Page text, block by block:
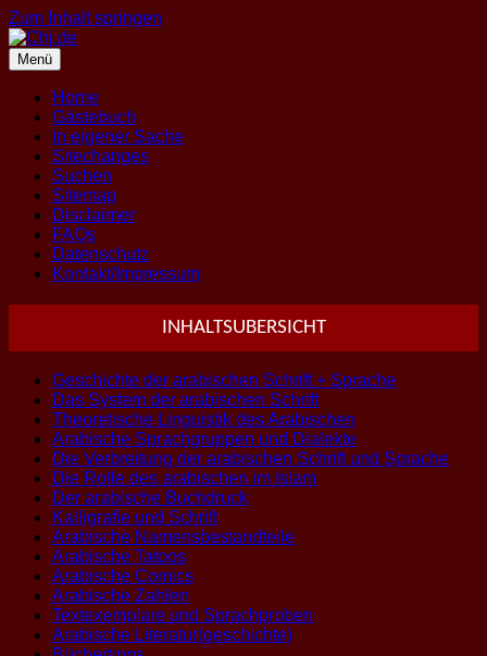
Zum Inhalt springen
Menü
Home
Gästebuch
In eigener Sache
Sitechanges
Suchen
Sitemap
Disclaimer
FAQs
Datenschutz
Kontakt/Impressum
INHALTSUBERSICHT
Geschichte der arabischen Schrift + Sprache
Das System der arabischen Schrift
Theoretische Linguistik des Arabischen
Arabische Sprachgruppen und Dialekte
Die Verbreitung der arabischen Schrift und Sprache
Die Rolle des arabischen im Islam
Der arabische Buchdruck
Kalligrafie und Schrift
Arabische Namensbestandteile
Arabische Tatoos
Arabische Comics
Arabische Zahlen
Textexemplare und Sprachproben
Arabische Literatur(geschichte)